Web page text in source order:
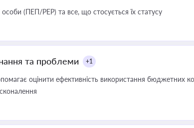
(ПЕП/PEP) та все, що стосується їх статусу
та проблеми +1
оцінити ефективність використання бюджетних